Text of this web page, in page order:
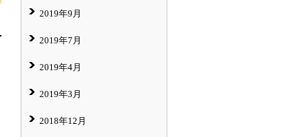
2019年9月
2019年7月
2019年4月
2019年3月
2018年12月